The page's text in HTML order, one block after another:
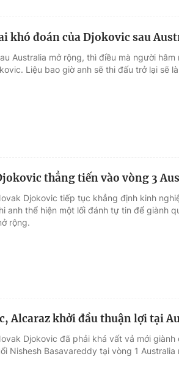
khó đoán của Djokovic sau
Australia mở rộng, thì điều mà người
Liệu bao giờ anh sẽ thi đấu trở lại sẽ
thẳng tiến vào vòng 3
Djokovic tiếp tục khẳng định kinh
anh thể hiện một lối đánh tự tin để giành
rộng.
Alcaraz khởi đầu thuận lợi tại
Djokovic đã phải khá vất vả mới
Nishesh Basavareddy tại vòng 1 Australia